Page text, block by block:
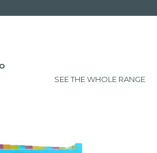
SEE THE WHOLE RANGE